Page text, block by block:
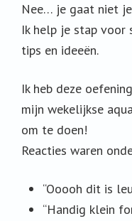
Nee… je gaat niet
Ik help je stap voor
tips en ideeën.
Ik heb deze
mijn wekelijkse
om te doen!
Reacties waren
“Ooooh dit is
“Handig klein